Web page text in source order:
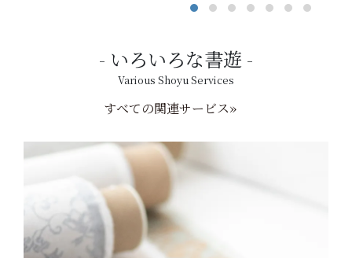
いろいろな書遊
Various Shoyu Services
すべての関連サービス»